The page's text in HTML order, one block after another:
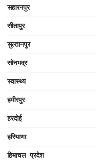
सहारनपुर
सीतापुर
सुल्तानपुर
सोनभद्र
स्वास्थ्य
हमीरपुर
हरदोई
हरियाणा
हिमाचल प्रदेश